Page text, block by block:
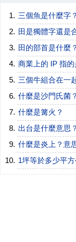
三個魚是什麼字
田是獨體字還是
田的部首是什麼？
商業上的 IP 指的
三個牛組合在一
什麼是沙門氏菌
什麼是篝火？
出台是什麼意思？
什麼是炎上？意
1坪等於多少平方